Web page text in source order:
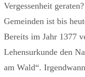
Vergessenheit
Gemeinden ist bis
Bereits im Jahr 1377
Lehensurkunde den
am Wald“.